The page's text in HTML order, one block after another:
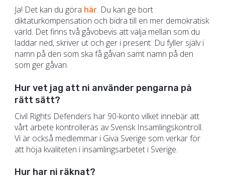
Ja! Det kan du göra här. Du kan ge bort
diktaturkompensation och bidra till en mer demokratisk
värld. Det finns två gåvobevis att välja mellan som du
laddar ned, skriver ut och ger i present. Du fyller själv i
namn på den som ska få gåvan samt namn på den
som ger gåvan.
Hur vet jag att ni använder pengarna på
rätt sätt?
Civil Rights Defenders har 90-konto vilket innebär att
vårt arbete kontrolleras av Svensk Insamlingskontroll.
Vi är också medlemmar i Giva Sverige som verkar för
att höja kvaliteten i insamlingsarbetet i Sverige.
Hur har ni räknat?